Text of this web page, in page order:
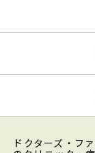
ドクターズ・フ